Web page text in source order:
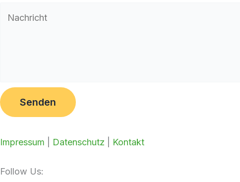
Senden
Impressum Datenschutz Kontakt
Follow Us: